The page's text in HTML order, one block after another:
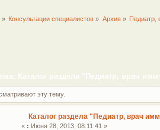
» Консультации специалистов » Архив» Педиатр,
Каталог раздела "Педиатр, врач
эту тему.
Каталог раздела "Педиатр, врач
« : Июня 28, 2013, 08:11:41 »